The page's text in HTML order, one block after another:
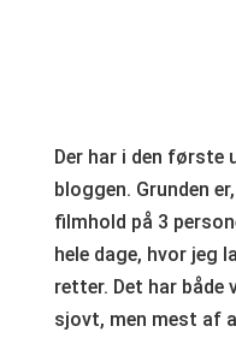
Der har i den første
bloggen. Grunden
filmhold på 3
hele dage, hvor jeg
retter. Det har
sjovt, men mest af